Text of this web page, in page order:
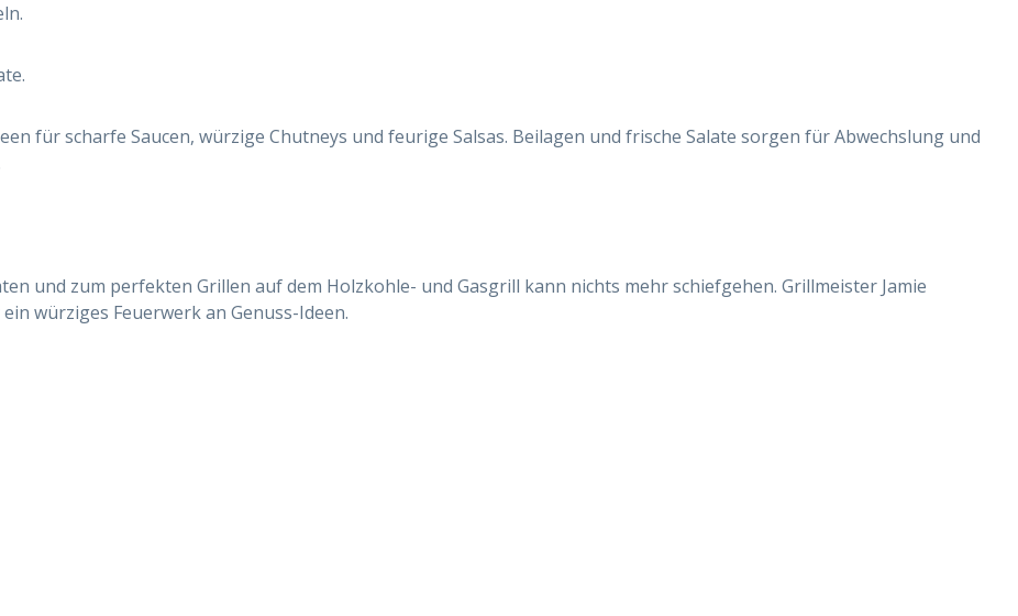
für scharfe Saucen, würzige Chutneys und feurige Salsas. Beilagen und frische Salate sorgen für Abwechslung und
und zum perfekten Grillen auf dem Holzkohle- und Gasgrill kann nichts mehr schiefgehen. Grillmeister Jamie
würziges Feuerwerk an Genuss-Ideen.